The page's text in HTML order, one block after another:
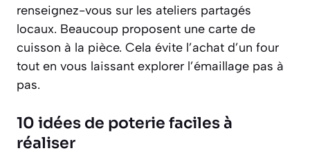
renseignez-vous sur les ateliers partagés
locaux. Beaucoup proposent une carte de
cuisson à la pièce. Cela évite l’achat d’un four
tout en vous laissant explorer l’émaillage pas à
pas.
10 idées de poterie faciles à
réaliser